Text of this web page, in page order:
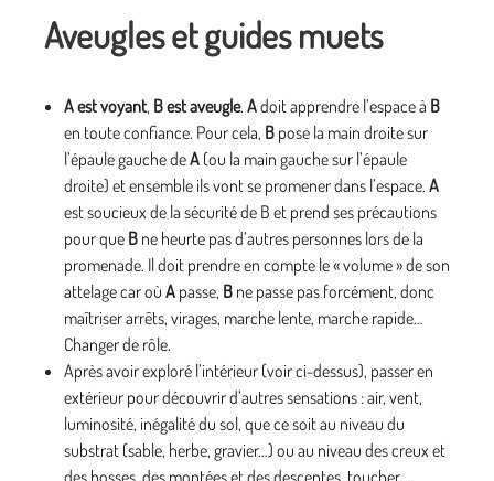
Aveugles et guides muets
A est voyant, B est aveugle. Adoit apprendre l’espace à B
en toute confiance. Pour cela, B pose la main droite sur
l’épaule gauche deA (ou la main gauche sur l’épaule
droite) et ensemble ils vont se promener dans l’espace. A
est soucieux de la sécurité de B et prend ses précautions
pour que B ne heurte pas d’autres personnes lors de la
promenade. Il doit prendre en compte le « volume » de son
attelage car où A passe, B ne passe pas forcément, donc
maîtriser arrêts, virages, marche lente, marche rapide…
Changer de rôle.
Après avoir exploré l’intérieur (voir ci-dessus), passer en
extérieur pour découvrir d’autres sensations : air, vent,
luminosité, inégalité du sol, que ce soit au niveau du
substrat (sable, herbe, gravier…) ou au niveau des creux et
des bosses, des montées et des descentes, toucher,…